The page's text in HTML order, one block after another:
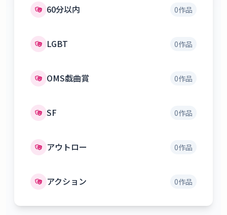
60分以内 0作品
LGBT 0作品
OMS戯曲賞 0作品
SF 0作品
アウトロー 0作品
アクション 0作品